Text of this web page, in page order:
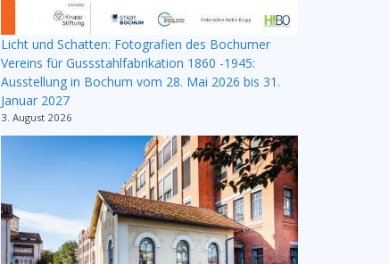
Licht und Schatten: Fotografien des Bochumer
Vereins für Gussstahlfabrikation 1860 -1945:
Ausstellung in Bochum vom 28. Mai 2026 bis 31.
Januar 2027
3. August 2026